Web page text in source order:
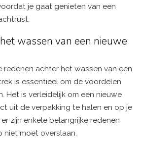
je gaat genieten van een
wassen van een nieuwe
redenen achter het wassen van een
is essentieel om de voordelen
Het is verleidelijk om een nieuwe
uit de verpakking te halen en op je
zijn enkele belangrijke redenen
niet moet overslaan.